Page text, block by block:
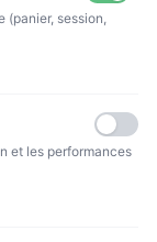
(panier, session,
et les performances